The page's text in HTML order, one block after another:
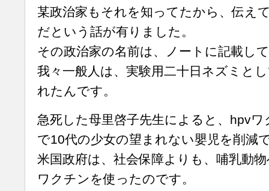
某政治家もそれを知ってたから、伝え
だという話が有りました。
その政治家の名前は、ノートに記載し
我々一般人は、実験用二十日ネズミと
れたんです。
急死した母里啓子先生によると、hpv
で10代の少女の望まれない嬰児を削減
米国政府は、社会保障よりも、哺乳動
ワクチンを使ったのです。